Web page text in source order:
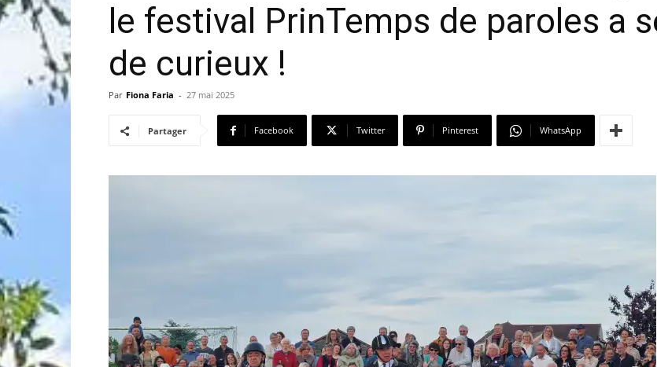
le festival PrinTemps de paroles a
de curieux !
Par Fiona Faria - 27 mai 2025
Partager Facebook Twitter Pinterest WhatsApp